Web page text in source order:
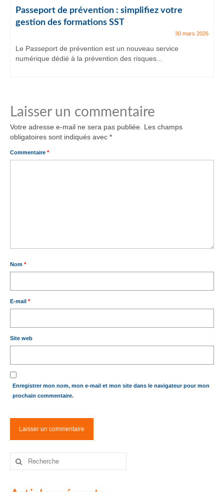
Passeport de prévention : simplifiez votre
gestion des formations SST
30 mars 2026
Le Passeport de prévention est un nouveau service
numérique dédié à la prévention des risques...
Laisser un commentaire
Votre adresse e-mail ne sera pas publiée.
Les champs
obligatoires sont indiqués avec *
Commentaire *
Nom *
E-mail *
Site web
Enregistrer mon nom, mon e-mail et mon site dans le navigateur pour mon
prochain commentaire.
Rechercher